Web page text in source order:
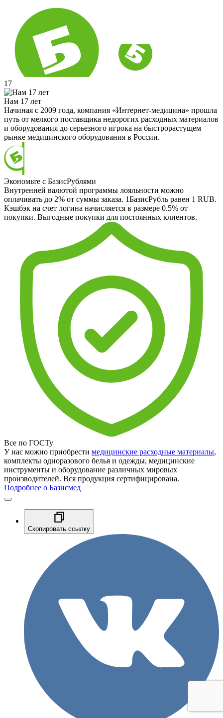
17
Нам 17 лет
Начиная с 2009 года, компания «Интернет-медицина» прошла
путь от мелкого поставщика недорогих расходных материалов
и оборудования до серьезного игрока на быстрорастущем
рынке медицинского оборудования в России.
Экономьте с БазисРублями
Внутренней валютой программы лояльности можно
оплачивать до 2% от суммы заказа. 1БазисРубль равен 1 RUB.
Кэшбэк на счет логина начисляется в размере 0.5% от
покупки. Выгодные покупки для постоянных клиентов.
Все по ГОСТу
У нас можно приобрести медицинские расходные материалы,
комплекты одноразового белья и одежды, медицинские
инструменты и оборудование различных мировых
производителей. Вся продукция сертифицирована.
Подробнее о Базисмед
Скопировать ссылку